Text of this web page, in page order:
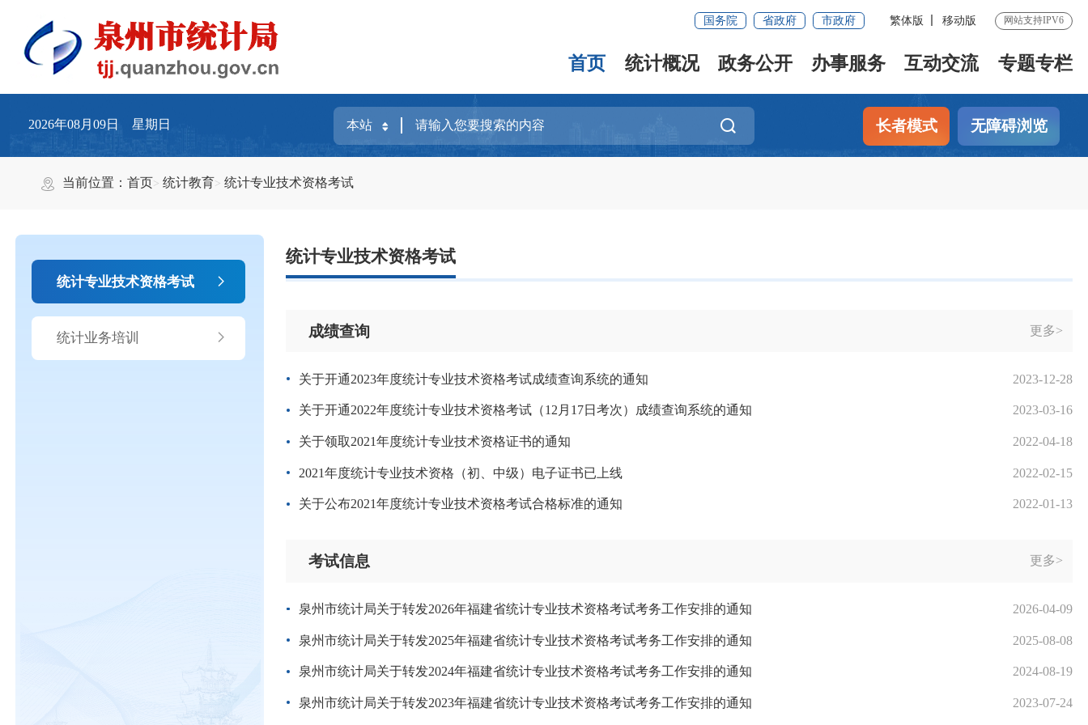
国务院 省政府 市政府 繁体版 移动版 网站支持IPV6
首页 统计概况 政务公开 办事服务 互动交流 专题专栏
2026年08月09日 星期日 长者模式 无障碍浏览
当前位置：首页 统计教育 统计专业技术资格考试
统计专业技术资格考试
统计业务培训
统计专业技术资格考试
成绩查询 更多>
关于开通2023年度统计专业技术资格考试成绩查询系统的通知 2023-12-28
关于开通2022年度统计专业技术资格考试（12月17日考次）成绩查询系统的通知 2023-03-16
关于领取2021年度统计专业技术资格证书的通知 2022-04-18
2021年度统计专业技术资格（初、中级）电子证书已上线 2022-02-15
关于公布2021年度统计专业技术资格考试合格标准的通知 2022-01-13
考试信息 更多>
泉州市统计局关于转发2026年福建省统计专业技术资格考试考务工作安排的通知 2026-04-09
泉州市统计局关于转发2025年福建省统计专业技术资格考试考务工作安排的通知 2025-08-08
泉州市统计局关于转发2024年福建省统计专业技术资格考试考务工作安排的通知 2024-08-19
泉州市统计局关于转发2023年福建省统计专业技术资格考试考务工作安排的通知 2023-07-24